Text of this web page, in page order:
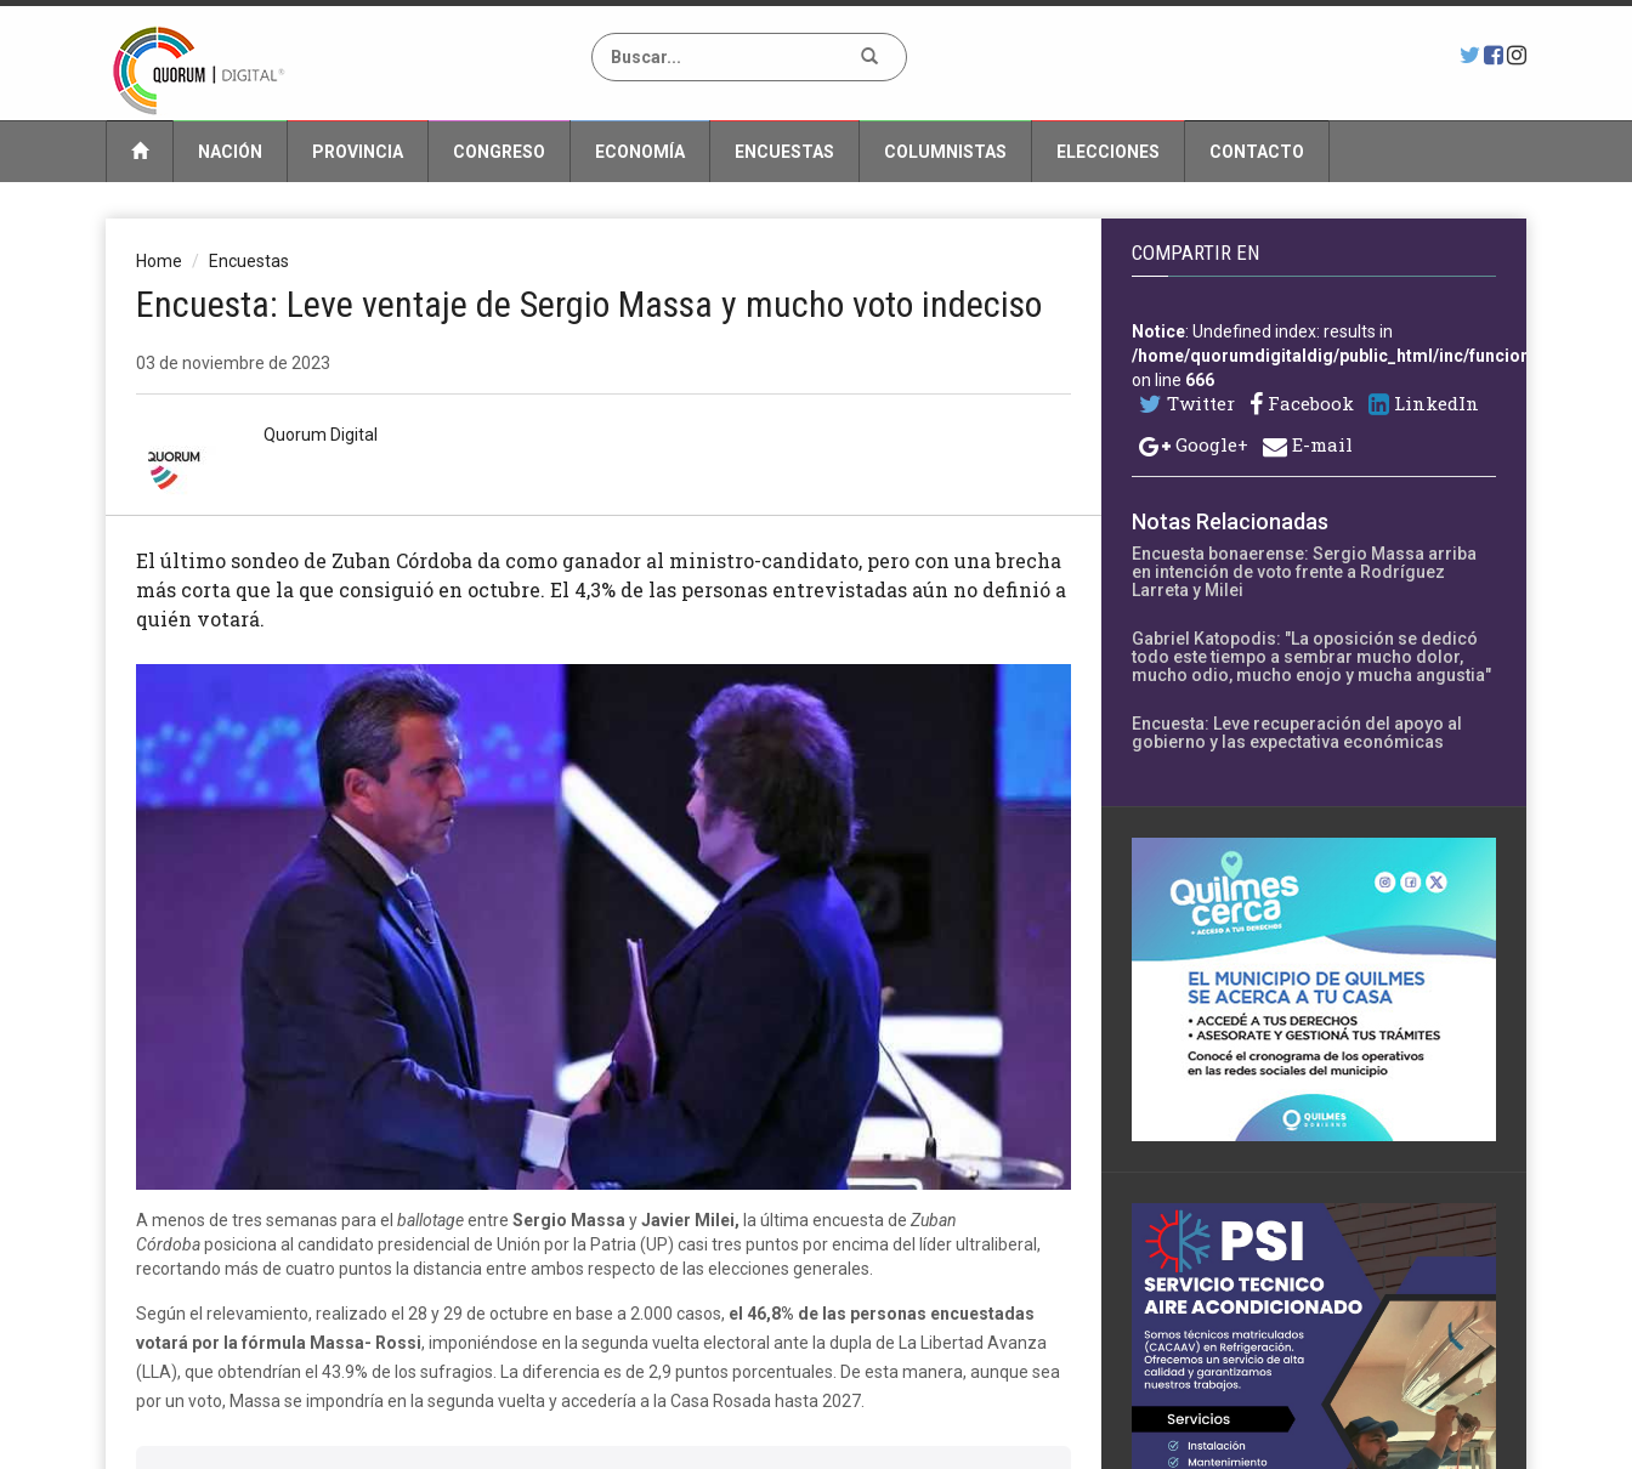
NACIÓN PROVINCIA CONGRESO ECONOMÍA ENCUESTAS COLUMNISTAS ELECCIONES CONTACTO
Home Encuestas
Encuesta: Leve ventaje de Sergio Massa y mucho voto indeciso
03 de noviembre de 2023
Quorum Digital
El último sondeo de Zuban Córdoba da como ganador al ministro-candidato, pero con una brecha
más corta que la que consiguió en octubre. El 4,3% de las personas entrevistadas aún no definió a
quién votará.
A menos de tres semanas para el ballotageentre Sergio Massa yJavier Milei, la última encuesta de Zuban
Córdobaposiciona al candidato presidencial de Unión por la Patria (UP) casi tres puntos por encima del líder ultraliberal,
recortando más de cuatro puntos la distancia entre ambos respecto de las elecciones generales.
Según el relevamiento, realizado el 28 y 29 de octubre en base a 2.000 casos, el 46,8% de las personas encuestadas
votará por la fórmula Massa- Rossi, imponiéndose en la segunda vuelta electoral ante la dupla de La Libertad Avanza
(LLA), que obtendrían el 43.9% de los sufragios. La diferencia es de 2,9 puntos porcentuales. De esta manera, aunque sea
por un voto, Massa se impondría en la segunda vuelta y accedería a la Casa Rosada hasta 2027.
COMPARTIR EN
Notice: Undefined index: results in
/home/quorumdigitaldig/public_html/inc/funciones.php
on line 666
Twitter Facebook
LinkedIn
Google+
E-mail
Notas Relacionadas
Encuesta bonaerense: Sergio Massa arriba
en intención de voto frente a Rodríguez
Larreta y Milei
Gabriel Katopodis: "La oposición se dedicó
todo este tiempo a sembrar mucho dolor,
mucho odio, mucho enojo y mucha angustia"
Encuesta: Leve recuperación del apoyo al
gobierno y las expectativa económicas